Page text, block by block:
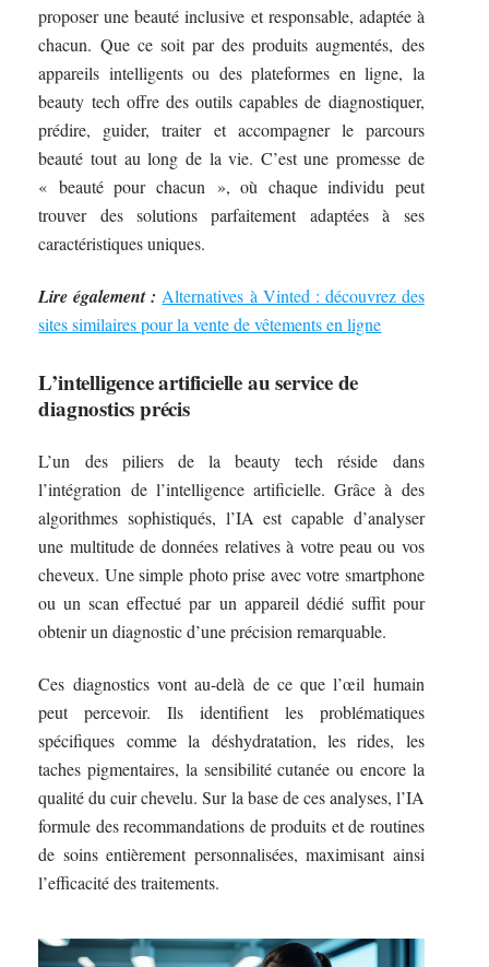
proposer une beauté inclusive et responsable, adaptée à
chacun. Que ce soit par des produits augmentés, des
appareils intelligents ou des plateformes en ligne, la
beauty tech offre des outils capables de diagnostiquer,
prédire, guider, traiter et accompagner le parcours
beauté tout au long de la vie. C’est une promesse de
« beauté pour chacun », où chaque individu peut
trouver des solutions parfaitement adaptées à ses
caractéristiques uniques.
Lire également : Alternatives à Vinted : découvrez des
sites similaires pour la vente de vêtements en ligne
L’intelligence artificielle au service de
diagnostics précis
L’un des piliers de la beauty tech réside dans
l’intégration de l’intelligence artificielle. Grâce à des
algorithmes sophistiqués, l’IA est capable d’analyser
une multitude de données relatives à votre peau ou vos
cheveux. Une simple photo prise avec votre smartphone
ou un scan effectué par un appareil dédié suffit pour
obtenir un diagnostic d’une précision remarquable.
Ces diagnostics vont au-delà de ce que l’œil humain
peut percevoir. Ils identifient les problématiques
spécifiques comme la déshydratation, les rides, les
taches pigmentaires, la sensibilité cutanée ou encore la
qualité du cuir chevelu. Sur la base de ces analyses, l’IA
formule des recommandations de produits et de routines
de soins entièrement personnalisées, maximisant ainsi
l’efficacité des traitements.